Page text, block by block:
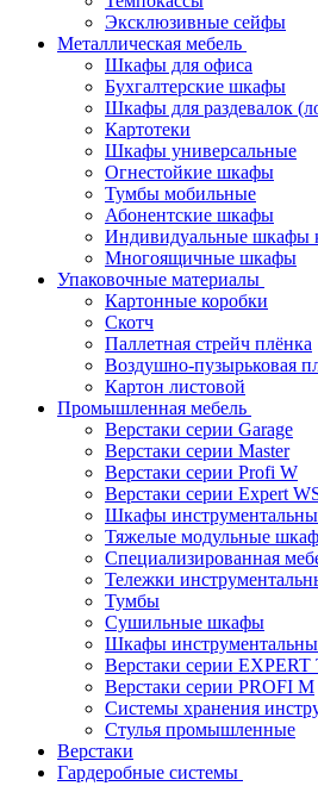
Эксклюзивные сейфы
Металлическая мебель
Шкафы для офиса
Бухгалтерские шкафы
Шкафы для раздевалок
Картотеки
Шкафы универсальные
Огнестойкие шкафы
Тумбы мобильные
Абонентские шкафы
Индивидуальные шкафы
Многоящичные шкафы
Упаковочные материалы
Картонные коробки
Скотч
Паллетная стрейч плёнка
Воздушно-пузырьковая
Картон листовой
Промышленная мебель
Верстаки серии Garage
Верстаки серии Master
Верстаки серии Profi W
Верстаки серии Expert
Шкафы
Тяжелые модульные
Cпециализированная
Тележки
Тумбы
Cушильные шкафы
Шкафы
Верстаки серии EXPERT
Верстаки серии PROFI M
Системы хранения
Стулья промышленные
Верстаки
Гардеробные системы